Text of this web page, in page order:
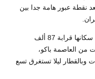
نقطة عبور هامة جدا بين
وتبعد المدينة مسافة 315 كم، ويبلغ عدد سكانها قرابة 87 ألف
من العاصمة باكو،
ليلا تستغرق تسع